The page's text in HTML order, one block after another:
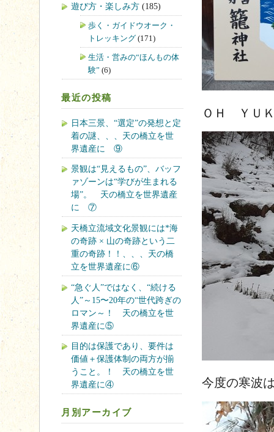
ＯＨ ＹＵ
今度の寒波
遊び方・楽しみ方 (185)
歩く・ガイドウオーク・
トレッキング (171)
生活・営みの“ほんもの体
験” (6)
最近の投稿
日本三景、“選定”の発想と定
着の謎、、、天の橋立を世
界遺産に ⑨
景観は“見えるもの”、バッフ
ァゾーンは“学びが生まれる
場”。 天の橋立を世界遺産
に ⑦
天橋立流域文化景観には*海
の奇跡 × 山の奇跡という二
重の奇跡！！、、、天の橋
立を世界遺産に⑥
“急ぐ人”ではなく、“続ける
人”～15〜20年の“世代跨ぎの
ロマン～！ 天の橋立を世
界遺産に⑤
目的は保護であり、要件は
価値＋保護体制の両方が揃
うこと。！ 天の橋立を世
界遺産に④
月別アーカイブ